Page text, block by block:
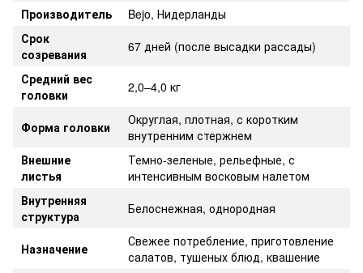
Производитель
Bejo, Нидерланды
Срок
созревания
67 дней (после высадки рассады)
Средний вес
головки
2,0–4,0 кг
Форма головки
Округлая, плотная, с коротким
внутренним стержнем
Внешние
листья
Темно-зеленые, рельефные, с
интенсивным восковым налетом
Внутренняя
структура
Белоснежная, однородная
Назначение
Свежее потребление, приготовление
салатов, тушеных блюд, квашение